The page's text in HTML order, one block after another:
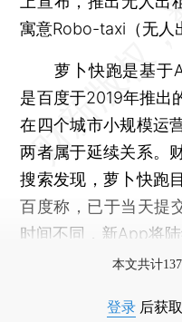
寓意Robo-taxi（无人
萝卜快跑是基于
是百度于2019年推出
在四个城市小规模运
两者属于延续关系。
搜索发现，萝卜快跑
百度称，已于当天提
时间不同，新App将陆
本文共计
登录 后获